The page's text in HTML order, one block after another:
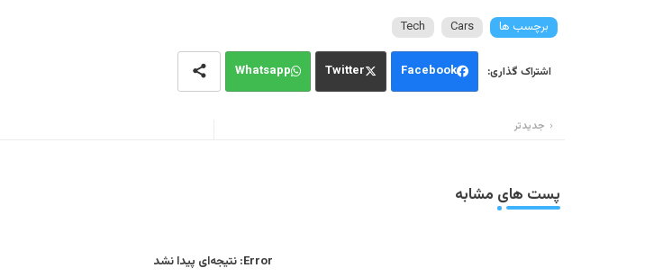
برچسب ها Cars
Tech
Facebook
Twitter
Whatsapp
جدیدتر
پست های مشابه
Error: نتیجه‌ای پیدا نشد